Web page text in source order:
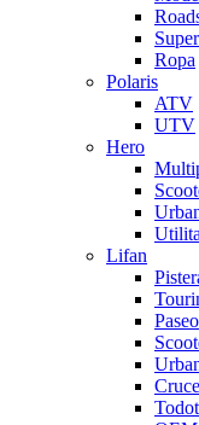
Ropa
Polaris
ATV
UTV
Hero
Lifan
Paseo